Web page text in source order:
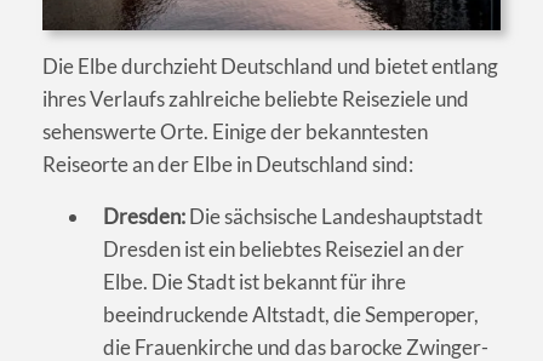
Die Elbe durchzieht Deutschland und bietet entlang
ihres Verlaufs zahlreiche beliebte Reiseziele und
sehenswerte Orte. Einige der bekanntesten
Reiseorte an der Elbe in Deutschland sind:
Dresden:Die sächsische Landeshauptstadt
Dresden ist ein beliebtes Reiseziel an der
Elbe. Die Stadt ist bekannt für ihre
beeindruckende Altstadt, die Semperoper,
die Frauenkirche und das barocke Zwinger-